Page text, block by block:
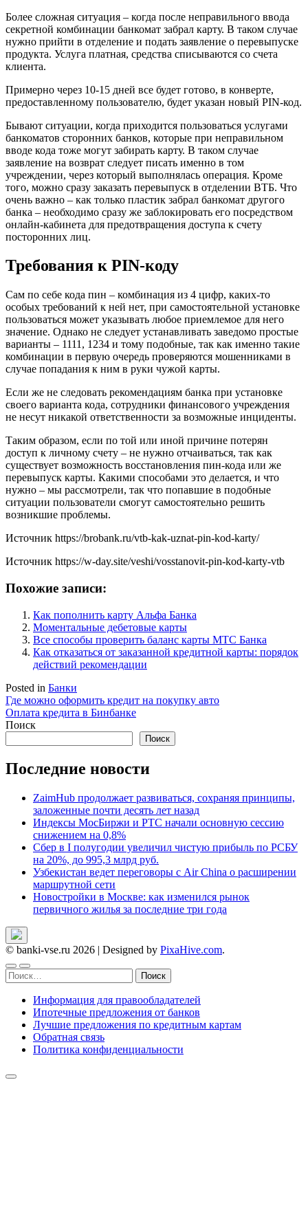
Более сложная ситуация – когда после неправильного ввода
секретной комбинации банкомат забрал карту. В таком случае
нужно прийти в отделение и подать заявление о перевыпуске
продукта. Услуга платная, средства списываются со счета
клиента.
Примерно через 10-15 дней все будет готово, в конверте,
предоставленному пользователю, будет указан новый PIN-код.
Бывают ситуации, когда приходится пользоваться услугами
банкоматов сторонних банков, которые при неправильном
вводе кода тоже могут забирать карту. В таком случае
заявление на возврат следует писать именно в том
учреждении, через который выполнялась операция. Кроме
того, можно сразу заказать перевыпуск в отделении ВТБ. Что
очень важно – как только пластик забрал банкомат другого
банка – необходимо сразу же заблокировать его посредством
онлайн-кабинета для предотвращения доступа к счету
посторонних лиц.
Требования к PIN-коду
Сам по себе кода пин – комбинация из 4 цифр, каких-то
особых требований к ней нет, при самостоятельной установке
пользоваться может указывать любое приемлемое для него
значение. Однако не следует устанавливать заведомо простые
варианты – 1111, 1234 и тому подобные, так как именно такие
комбинации в первую очередь проверяются мошенниками в
случае попадания к ним в руки чужой карты.
Если же не следовать рекомендациям банка при установке
своего варианта кода, сотрудники финансового учреждения
не несут никакой ответственности за возможные инциденты.
Таким образом, если по той или иной причине потерян
доступ к личному счету – не нужно отчаиваться, так как
существует возможность восстановления пин-кода или же
перевыпуск карты. Какими способами это делается, и что
нужно – мы рассмотрели, так что попавшие в подобные
ситуации пользователи смогут самостоятельно решить
возникшие проблемы.
Источник https://brobank.ru/vtb-kak-uznat-pin-kod-karty/
Источник https://w-day.site/veshi/vosstanovit-pin-kod-karty-vtb
Похожие записи:
Как пополнить карту Альфа Банка
Моментальные дебетовые карты
Все способы проверить баланс карты МТС Банка
Как отказаться от заказанной кредитной карты: порядок
действий рекомендации
Posted in Банки
Навигация
по
Где можно оформить кредит на покупку авто
Оплата кредита в Бинбанке
Поиск
Поиск
Последние новости
ZaimHub продолжает развиваться, сохраняя принципы,
заложенные почти десять лет назад
Индексы МосБиржи и РТС начали основную сессию
снижением на 0,8%
Сбер в I полугодии увеличил чистую прибыль по РСБУ
на 20%, до 995,3 млрд руб.
Узбекистан ведет переговоры с Air China о расширении
маршрутной сети
Новостройки в Москве: как изменился рынок
первичного жилья за последние три года
© banki-vse.ru 2026 | Designed by PixaHive.com.
Найти:
Информация для правообладателей
Ипотечные предложения от банков
Лучшие предложения по кредитным картам
Обратная связь
Политика конфиденциальности